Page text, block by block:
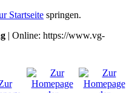
Startseite springen.
| Online: https://www.vg-